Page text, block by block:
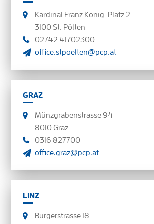
Kardinal Franz König-Platz 2
3100 St. Pölten
02742 41702300
office.stpoelten@pcp.at
GRAZ
Münzgrabenstrasse 94
8010 Graz
0316 827700
office.graz@pcp.at
LINZ
Bürgerstrasse 18